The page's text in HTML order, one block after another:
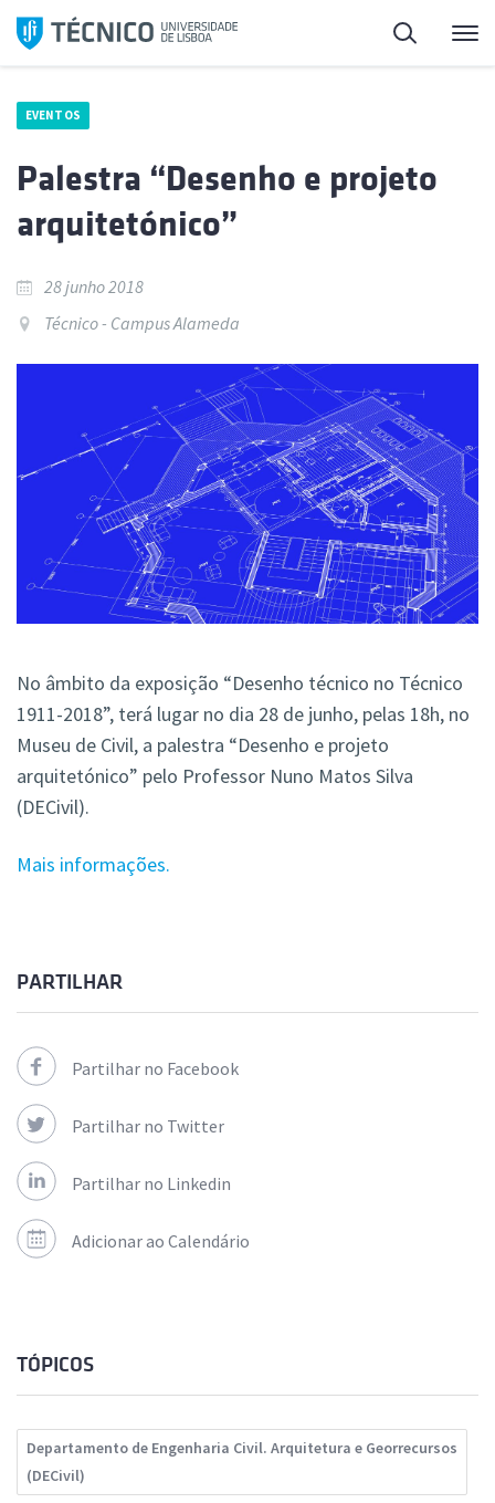
Saltar
para
Pesquisa
EVENTOS
Palestra “Desenho e projeto
arquitetónico”
28 junho 2018
Técnico - Campus Alameda
No âmbito da exposição “Desenho técnico no Técnico
1911-2018”, terá lugar no dia 28 de junho, pelas 18h, no
Museu de Civil, a palestra “Desenho e projeto
arquitetónico” pelo Professor Nuno Matos Silva
(DECivil).
Mais informações.
PARTILHAR
Partilhar no Facebook
Partilhar no Twitter
Partilhar no Linkedin
Adicionar ao Calendário
TÓPICOS
Departamento de Engenharia Civil. Arquitetura e Georrecursos
(DECivil)